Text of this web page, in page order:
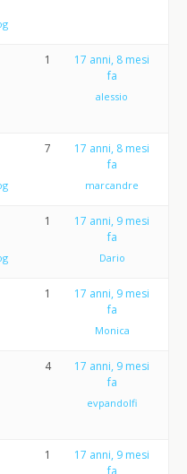
1
17 anni, 8 mesi
fa
alessio
7
17 anni, 8 mesi
fa
marcandre
1
17 anni, 9 mesi
fa
Dario
1
17 anni, 9 mesi
fa
Monica
4
17 anni, 9 mesi
fa
evpandolfi
1
17 anni, 9 mesi
fa